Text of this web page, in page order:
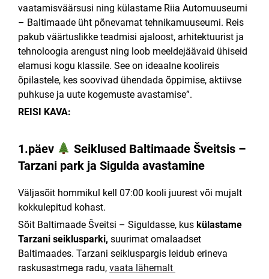
vaatamisväärsusi ning külastame Riia Automuuseumi
– Baltimaade üht põnevamat tehnikamuuseumi. Reis
pakub väärtuslikke teadmisi ajaloost, arhitektuurist ja
tehnoloogia arengust ning loob meeldejäävaid ühiseid
elamusi kogu klassile. See on ideaalne koolireis
õpilastele, kes soovivad ühendada õppimise, aktiivse
puhkuse ja uute kogemuste avastamise”.
REISI KAVA:
1.päev
Seiklused Baltimaade Šveitsis –
Tarzani park ja Sigulda avastamine
Väljasõit hommikul kell 07:00 kooli juurest või mujalt
kokkulepitud kohast.
Sõit Baltimaade Šveitsi – Siguldasse, kus külastame
Tarzani seiklusparki, suurimat omalaadset
Baltimaades. Tarzani seikluspargis leidub erineva
raskusastmega radu, vaata lähemalt